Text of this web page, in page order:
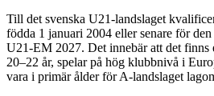
Till det svenska U21-landslaget
födda 1 januari 2004 eller senare för
U21-EM 2027. Det innebär att det finns
20–22 år, spelar på hög klubbnivå i
vara i primär ålder för A-landslaget